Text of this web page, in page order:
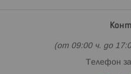
(от 09:00 ч. до
Телефон